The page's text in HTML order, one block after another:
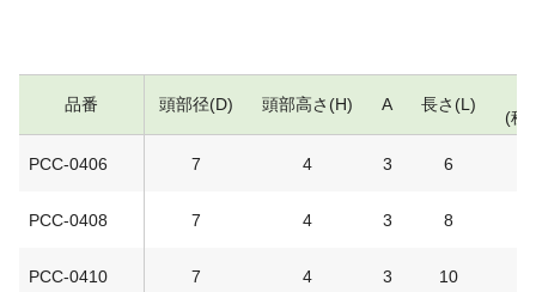
品番 頭部径(D) 頭部高さ(H) A 長さ(L)
(税
PCC-0406 7 4 3 6
PCC-0408 7 4 3 8
PCC-0410 7 4 3 10